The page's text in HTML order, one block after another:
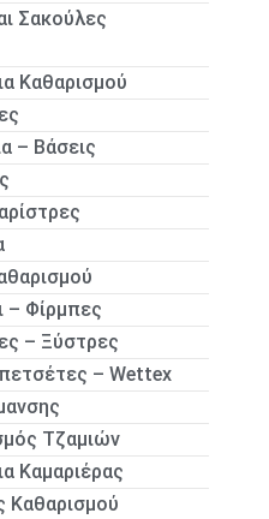
Σακούλες
Καθαρισμού
– Βάσεις
– Φίρμπες
– Ξύστρες
– Wettex
Τζαμιών
Καμαριέρας
Καθαρισμού